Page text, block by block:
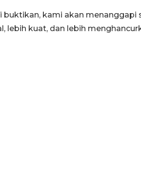
buktikan, kami akan menanggapi
lebih kuat, dan lebih